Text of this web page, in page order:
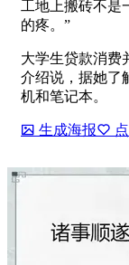
工地上搬砖不是
的疼。”
大学生贷款消费
介绍说，据她了
机和笔记本。
生成海报